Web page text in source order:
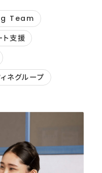
Team
支援
ネグループ